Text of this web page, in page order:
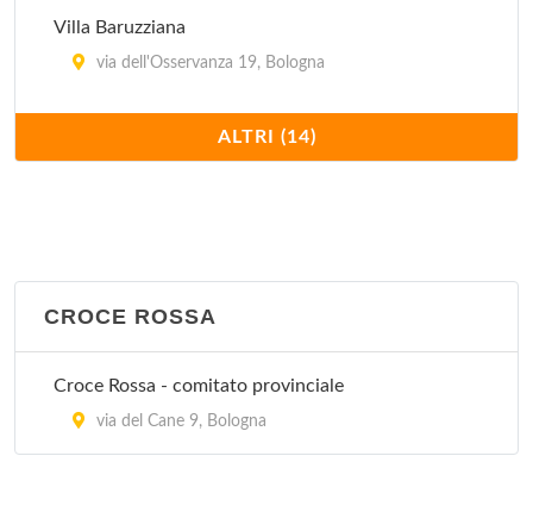
Villa Baruzziana
via dell'Osservanza 19, Bologna
via Bellombra 24, Bologna
Villa Erbosa
Villa Laura
via Emilia Levante 137, Bologna
ALTRI (14)
CROCE ROSSA
Croce Rossa - comitato provinciale
via del Cane 9, Bologna